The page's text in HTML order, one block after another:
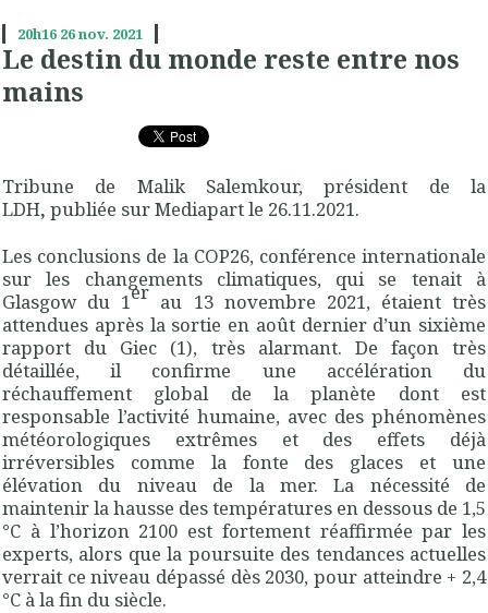
20h16 26nov. 2021
Le destin du monde reste entre nos
mains
Tribune de Malik Salemkour, président de la
LDH, publiée sur Mediapart le 26.11.2021.
Les conclusions de la COP26, conférence internationale
sur les changements climatiques, qui se tenait à
Glasgow du 1er au 13 novembre 2021, étaient très
attendues après la sortie en août dernier d’un sixième
rapport du Giec (1), très alarmant. De façon très
détaillée, il confirme une accélération du
réchauffement global de la planète dont est
responsable l’activité humaine, avec des phénomènes
météorologiques extrêmes et des effets déjà
irréversibles comme la fonte des glaces et une
élévation du niveau de la mer. La nécessité de
maintenir la hausse des températures en dessous de 1,5
°C à l’horizon 2100 est fortement réaffirmée par les
experts, alors que la poursuite des tendances actuelles
verrait ce niveau dépassé dès 2030, pour atteindre + 2,4
°C à la fin du siècle.